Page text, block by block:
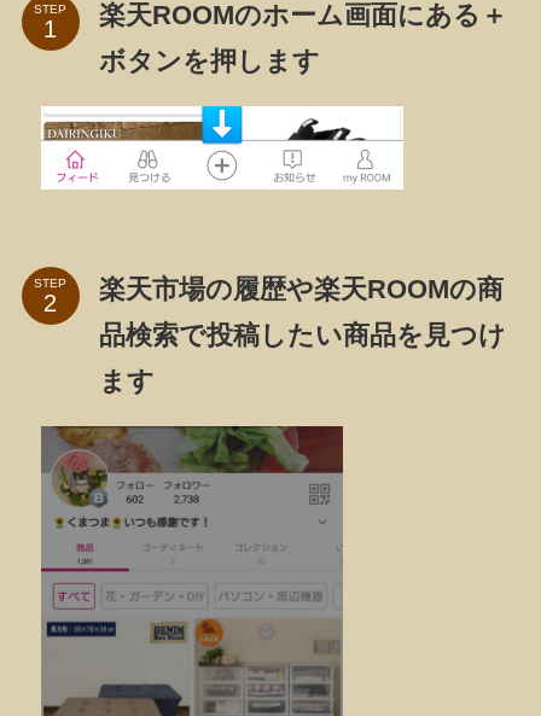
STEP
楽天ROOMのホーム画面にある＋
ボタンを押します
STEP
楽天市場の履歴や楽天ROOMの商
品検索で投稿したい商品を見つけ
ます